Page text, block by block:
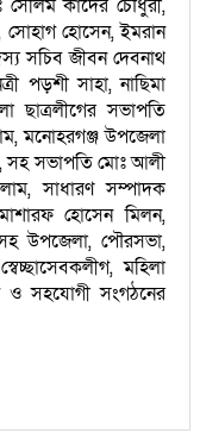
কাদের চৌধুরী,
হোসেন, ইমরান
সচিব জীবন দেবনাথ
পড়শী সাহা, নাছিমা
ছাত্রলীগের সভাপতি
মনোহরগঞ্জ উপজেলা
সহ সভাপতি মোঃ আলী
সাধারণ সম্পাদক
হোসেন মিলন,
উপজেলা, পৌরসভা,
মহিলা
ও সহযোগী সংগঠনের